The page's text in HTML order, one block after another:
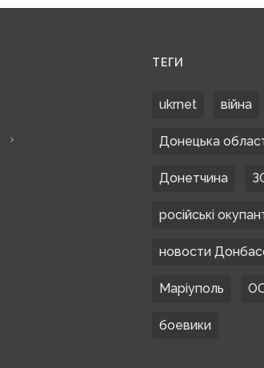
ТЕГИ
ukrnet війна
Донецька
Донетчина
російські
новости
Маріуполь
боевики